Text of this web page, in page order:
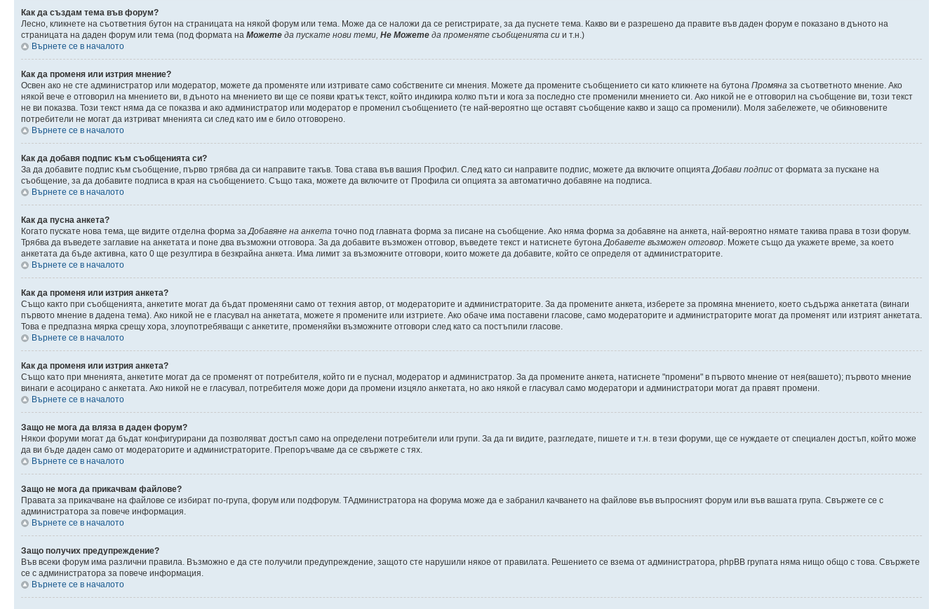
Как да създам тема във форум?
Лесно, кликнете на съответния бутон на страницата на някой форум или тема. Може да се наложи да се регистрирате, за да пуснете тема. Какво ви е разрешено да правите във даден форум е показано в дъното на
страницата на даден форум или тема (под формата на Можете да пускате нови теми, Не Можете да променяте съобщенията си и т.н.)
Върнете се в началото
Как да променя или изтрия мнение?
Освен ако не сте администратор или модератор, можете да променяте или изтривате само собствените си мнения. Можете да промените съобщението си като кликнете на бутона Промяна за съответното мнение. Ако
някой вече е отговорил на мнението ви, в дъното на мнението ви ще се появи кратък текст, който индикира колко пъти и кога за последно сте променили мнението си. Ако никой не е отговорил на съобщение ви, този текст
не ви показва. Този текст няма да се показва и ако администратор или модератор е променил съобщението (те най-вероятно ще оставят съобщение какво и защо са променили). Моля забележете, че обикновените
потребители не могат да изтриват мненията си след като им е било отговорено.
Върнете се в началото
Как да добавя подпис към съобщенията си?
За да добавите подпис към съобщение, първо трябва да си направите такъв. Това става във вашия Профил. След като си направите подпис, можете да включите опцията Добави подпис от формата за пускане на
съобщение, за да добавите подписа в края на съобщението. Също така, можете да включите от Профила си опцията за автоматично добавяне на подписа.
Върнете се в началото
Как да пусна анкета?
Когато пускате нова тема, ще видите отделна форма за Добавяне на анкета точно под главната форма за писане на съобщение. Ако няма форма за добавяне на анкета, най-вероятно нямате такива права в този форум.
Трябва да въведете заглавие на анкетата и поне два възможни отговора. За да добавите възможен отговор, въведете текст и натиснете бутона Добавете възможен отговор . Можете също да укажете време, за което
анкетата да бъде активна, като 0 ще резултира в безкрайна анкета. Има лимит за възможните отговори, които можете да добавите, който се определя от администраторите.
Върнете се в началото
Как да променя или изтрия анкета?
Също както при съобщенията, анкетите могат да бъдат променяни само от техния автор, от модераторите и администраторите. За да промените анкета, изберете за промяна мнението, което съдържа анкетата (винаги
първото мнение в дадена тема). Ако никой не е гласувал на анкетата, можете я промените или изтриете. Ако обаче има поставени гласове, само модераторите и администраторите могат да променят или изтрият анкетата.
Това е предпазна мярка срещу хора, злоупотребяващи с анкетите, променяйки възможните отговори след като са постъпили гласове.
Върнете се в началото
Как да променя или изтрия анкета?
Също като при мненията, анкетите могат да се променят от потребителя, който ги е пуснал, модератор и администратор. За да промените анкета, натиснете "промени" в първото мнение от нея(вашето); първото мнение
винаги е асоцирано с анкетата. Ако никой не е гласувал, потребителя може дори да промени изцяло анкетата, но ако някой е гласувал само модератори и администратори могат да правят промени.
Върнете се в началото
Защо не мога да вляза в даден форум?
Някои форуми могат да бъдат конфигурирани да позволяват достъп само на определени потребители или групи. За да ги видите, разгледате, пишете и т.н. в тези форуми, ще се нуждаете от специален достъп, който може
да ви бъде даден само от модераторите и администраторите. Препоръчваме да се свържете с тях.
Върнете се в началото
Защо не мога да прикачвам файлове?
Правата за прикачване на файлове се избират по-група, форум или подфорум. TАдминистратора на форума може да е забранил качването на файлове във въпросният форум или във вашата група. Свържете се с
администратора за повече информация.
Върнете се в началото
Защо получих предупреждение?
Във всеки форум има различни правила. Възможно е да сте получили предупреждение, защото сте нарушили някое от правилата. Решението се взема от администратора, phpBB групата няма нищо общо с това. Свържете
се с администратора за повече информация.
Върнете се в началото